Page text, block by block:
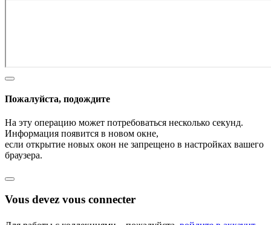
Пожалуйста, подождите
На эту операцию может потребоваться несколько секунд.
Информация появится в новом окне,
если открытие новых окон не запрещено в настройках вашего
браузера.
Vous devez vous connecter